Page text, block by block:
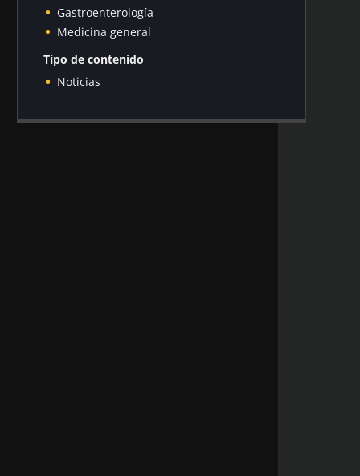
Gastroenterología
Medicina general
Tipo de contenido
Noticias